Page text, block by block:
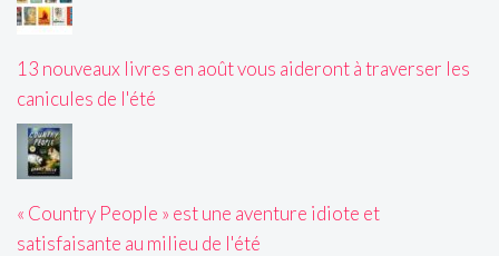
13 nouveaux livres en août vous aideront à traverser les
canicules de l'été
« Country People » est une aventure idiote et
satisfaisante au milieu de l'été